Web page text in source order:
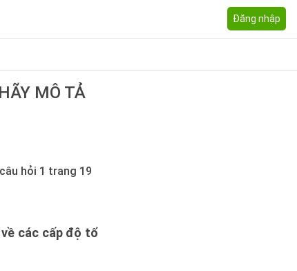
Đăng nhập
MÔ TẢ
hỏi 1 trang 19
các cấp độ tổ